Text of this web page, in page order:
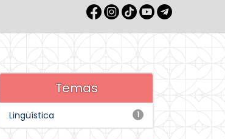
Temas
1
Lingüística